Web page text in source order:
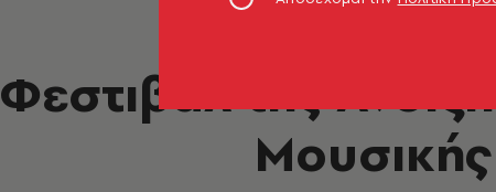
Φεστιβάλ της